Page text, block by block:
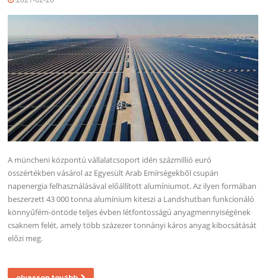
A müncheni központú vállalatcsoport idén százmillió euró
összértékben vásárol az Egyesült Arab Emírségekből csupán
napenergia felhasználásával előállított alumíniumot. Az ilyen formában
beszerzett 43 000 tonna alumínium kiteszi a Landshutban funkcionáló
könnyűfém-öntöde teljes évben létfontosságú anyagmennyiségének
csaknem felét, amely több százezer tonnányi káros anyag kibocsátását
előzi meg.